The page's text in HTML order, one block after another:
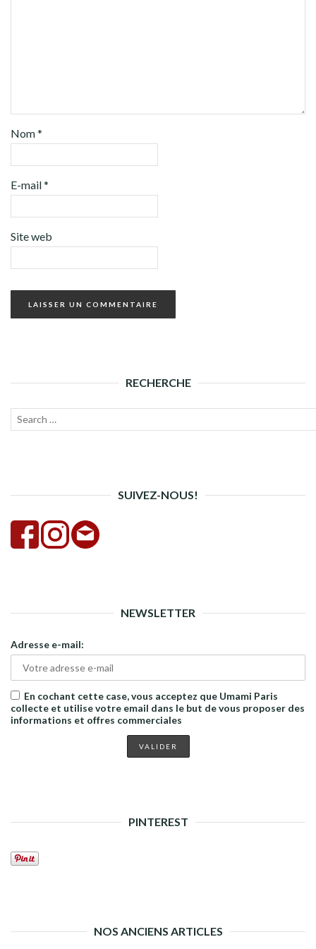
Nom*
E-mail*
Site web
RECHERCHE
Recherche
SUIVEZ-NOUS!
NEWSLETTER
Adresse e-mail:
En cochant cette case, vous acceptez que Umami Paris
collecte et utilise votre email dans le but de vous proposer des
informations et offres commerciales
PINTEREST
NOS ANCIENS ARTICLES